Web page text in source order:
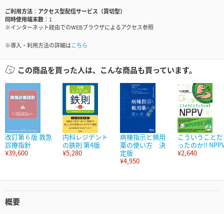
ご利用方法
アクセス型配信サービス（買切型）
同時使用端末数
1
※インターネット経由でのWEBブラウザによるアクセス参照
※導入・利用方法の詳細はこちら
この商品を買った人は、こんな商品も買っています。
改訂第６版 救急
診療指針
¥39,600
内科レジデント
の鉄則 第4版
¥5,280
病棟指示と頻用
薬の使い方 決
定版
¥4,950
こういうことだ
ったのか!!
¥2,640
概要